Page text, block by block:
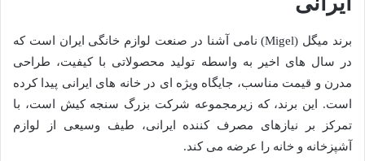
برند میگل (Migel) نامی آشنا در صنعت لوازم خانگی ایران است که
در سال های اخیر به واسطه تولید محصولاتی با کیفیت، طراحی
مدرن و قیمت مناسب، جایگاه ویژه ای در خانه های ایرانی پیدا کرده
است. این برند، که زیرمجموعه شرکت بزرگ سنجه کیش است، با
تمرکز بر نیازهای مصرف کننده ایرانی، طیف وسیعی از لوازم
آشپزخانه و خانه را عرضه می کند.